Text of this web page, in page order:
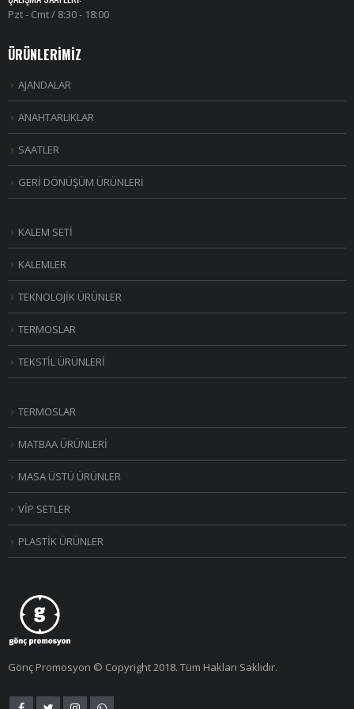
Pzt - Cmt / 8:30 - 18:00
ÜRÜNLERİMİZ
AJANDALAR
ANAHTARLIKLAR
SAATLER
GERİ DÖNÜŞÜM ÜRÜNLERİ
KALEM SETİ
KALEMLER
TEKNOLOJİK ÜRÜNLER
TERMOSLAR
TEKSTİL ÜRÜNLERİ
TERMOSLAR
MATBAA ÜRÜNLERİ
MASA ÜSTÜ ÜRÜNLER
VİP SETLER
PLASTİK ÜRÜNLER
Gönç Promosyon © Copyright 2018. Tüm Hakları Saklıdır.